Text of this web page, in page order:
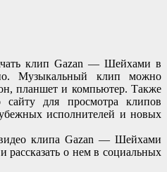
клип Gazan — Шейхами в
Музыкальный клип можно
планшет и компьютер. Также
сайту для просмотра клипов
исполнителей и новых
видео клипа Gazan — Шейхами
рассказать о нем в социальных